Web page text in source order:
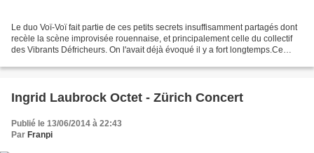
Le duo Voï-Voï fait partie de ces petits secrets insuffisamment partagés dont
recèle la scène improvisée rouennaise, et principalement celle du collectif
des Vibrants Défricheurs. On l'avait déjà évoqué il y a fort longtemps.Ce
Ingrid Laubrock Octet - Zürich Concert
Publié le 13/06/2014 à 22:43
Par Franpi